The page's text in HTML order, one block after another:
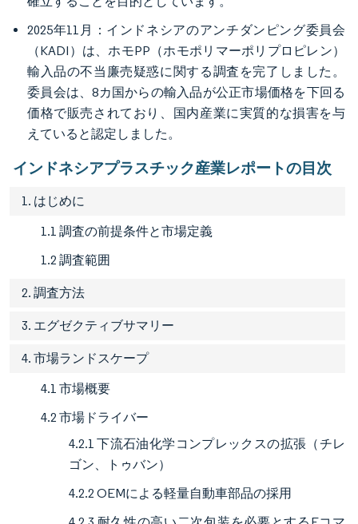
2025年11月：インドネシアのアンチダンピング委員会
（KADI）は、ホモPP（ホモポリマーポリプロピレン）
輸入品の不当廉売疑惑に関する調査を完了しました。
委員会は、8カ国からの輸入品が公正市場価格を下回る
価格で販売されており、国内産業に実質的な損害を与
えていると認定しました。
インドネシアプラスチック産業レポートの目次
1. はじめに
1.1 調査の前提条件と市場定義
1.2 調査範囲
2. 調査方法
3. エグゼクティブサマリー
4. 市場ランドスケープ
4.1 市場概要
4.2 市場ドライバー
4.2.1 下流石油化学コンプレックスの拡張（チレ
ゴン、トゥバン）
4.2.2 OEMによる軽量自動車部品の採用